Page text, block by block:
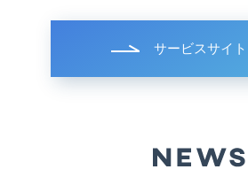
サービスサイ